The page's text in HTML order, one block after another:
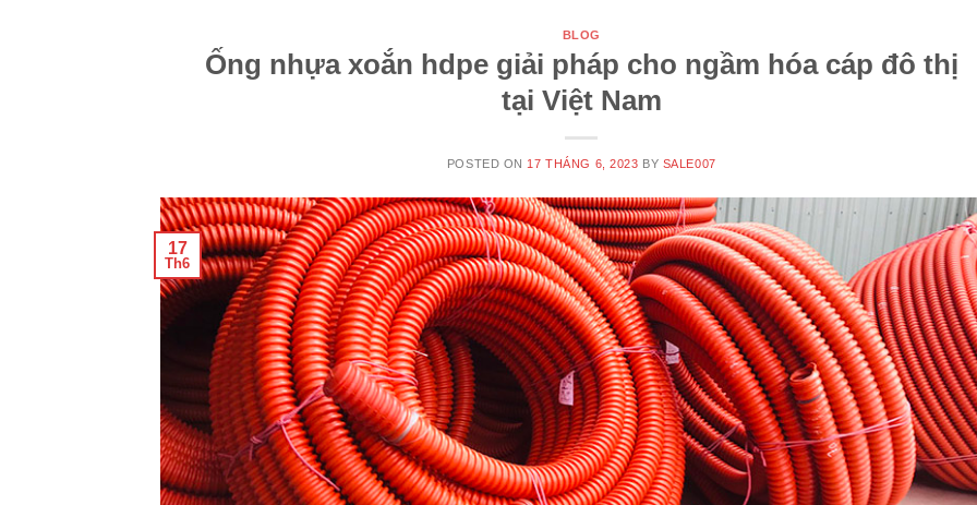
BLOG
Ống nhựa xoắn hdpe giải pháp cho ngầm hóa cáp đô thị
tại Việt Nam
POSTED ON 17 THÁNG 6, 2023 BY SALE007
17
Th6